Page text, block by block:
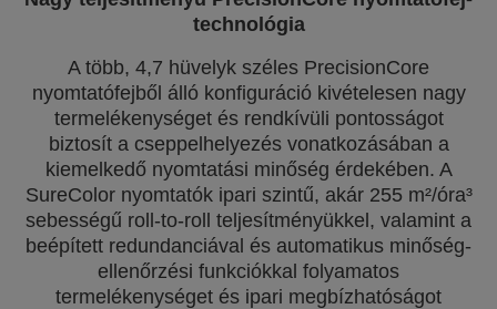
technológia
A több, 4,7 hüvelyk széles PrecisionCore
nyomtatófejből álló konfiguráció kivételesen nagy
termelékenységet és rendkívüli pontosságot
biztosít a cseppelhelyezés vonatkozásában a
kiemelkedő nyomtatási minőség érdekében. A
SureColor nyomtatók ipari szintű, akár 255 m²/óra³
sebességű roll-to-roll teljesítményükkel, valamint a
beépített redundanciával és automatikus minőség-
ellenőrzési funkciókkal folyamatos
termelékenységet és ipari megbízhatóságot